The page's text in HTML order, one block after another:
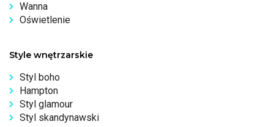
Wanna
Oświetlenie
Style wnętrzarskie
Styl boho
Hampton
Styl glamour
Styl skandynawski